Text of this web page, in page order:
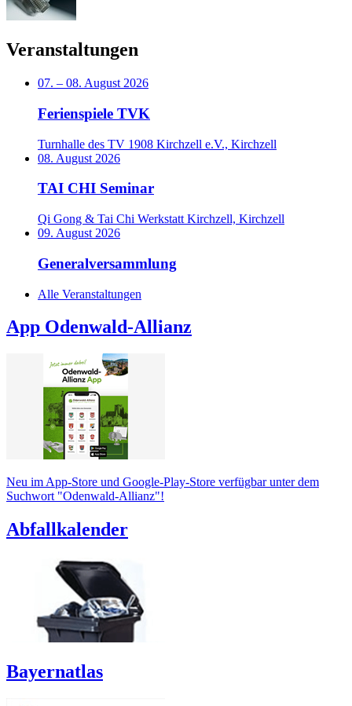
Veranstaltungen
07. – 08. August 2026
Ferienspiele TVK
Turnhalle des TV 1908 Kirchzell e.V., Kirchzell
08. August 2026
TAI CHI Seminar
Qi Gong & Tai Chi Werkstatt Kirchzell, Kirchzell
09. August 2026
Generalversammlung
Alle Veranstaltungen
App Odenwald-Allianz
Neu im App-Store und Google-Play-Store verfügbar unter dem
Suchwort "Odenwald-Allianz"!
Abfallkalender
Bayernatlas